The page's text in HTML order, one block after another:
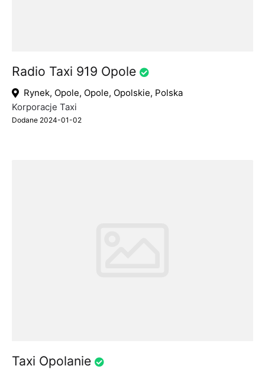
Radio Taxi 919 Opole
Rynek, Opole, Opole, Opolskie, Polska
Korporacje Taxi
Dodane 2024-01-02
Taxi Opolanie